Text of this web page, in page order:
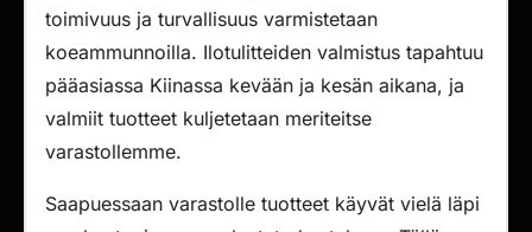
toimivuus ja turvallisuus varmistetaan
koeammunnoilla. Ilotulitteiden valmistus tapahtuu
pääasiassa Kiinassa kevään ja kesän aikana, ja
valmiit tuotteet kuljetetaan meriteitse
varastollemme.
Saapuessaan varastolle tuotteet käyvät vielä läpi